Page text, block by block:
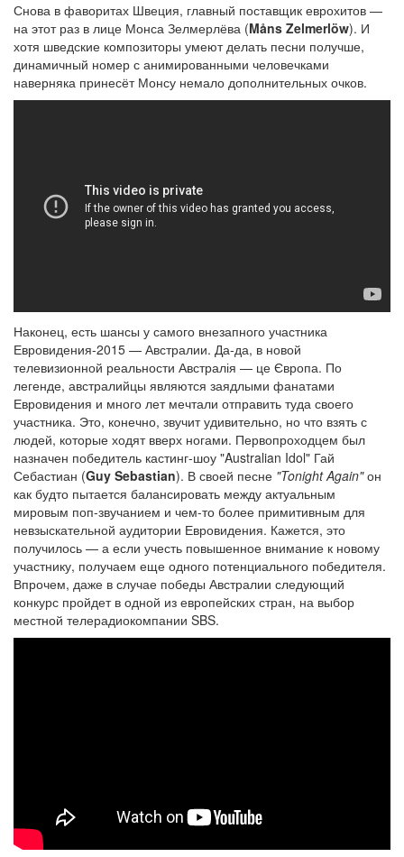
Снова в фаворитах Швеция, главный поставщик еврохитов —
на этот раз в лице Монса Зелмерлёва (Måns Zelmerlöw). И
хотя шведские композиторы умеют делать песни получше,
динамичный номер с анимированными человечками
наверняка принесёт Монсу немало дополнительных очков.
Наконец, есть шансы у самого внезапного участника
Евровидения-2015 — Австралии. Да-да, в новой
телевизионной реальности Австралія — це Європа. По
легенде, австралийцы являются заядлыми фанатами
Евровидения и много лет мечтали отправить туда своего
участника. Это, конечно, звучит удивительно, но что взять с
людей, которые ходят вверх ногами. Первопроходцем был
назначен победитель кастинг-шоу "Australian Idol" Гай
Себастиан (Guy Sebastian). В своей песне "Tonight Again"он
как будто пытается балансировать между актуальным
мировым поп-звучанием и чем-то более примитивным для
невзыскательной аудитории Евровидения. Кажется, это
получилось — а если учесть повышенное внимание к новому
участнику, получаем еще одного потенциального победителя.
Впрочем, даже в случае победы Австралии следующий
конкурс пройдет в одной из европейских стран, на выбор
местной телерадиокомпании SBS.